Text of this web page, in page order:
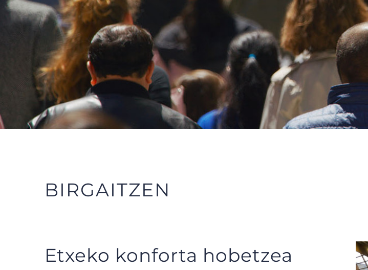
BIRGAITZEN
Etxeko konforta hobetzea